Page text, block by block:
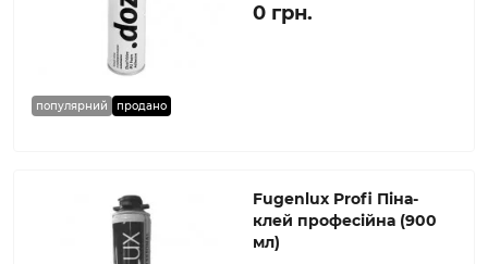
популярний продано
0 грн.
Fugenlux Profi Піна-
клей професійна (900
мл)